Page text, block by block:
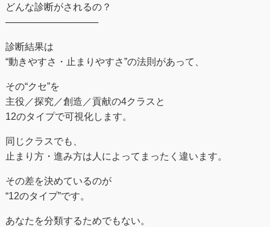
どんな診断がされるの？
──────────────
診断結果は
“動きやすさ・止まりやすさ”の法則があって、
その“クセ”を
主役／探究／創造／貢献の4クラスと
12のタイプで可視化します。
同じクラスでも、
止まり方・進み方は人によってまったく違います。
その差を決めているのが
“12のタイプ”です。
あなたを分類するためでもない。